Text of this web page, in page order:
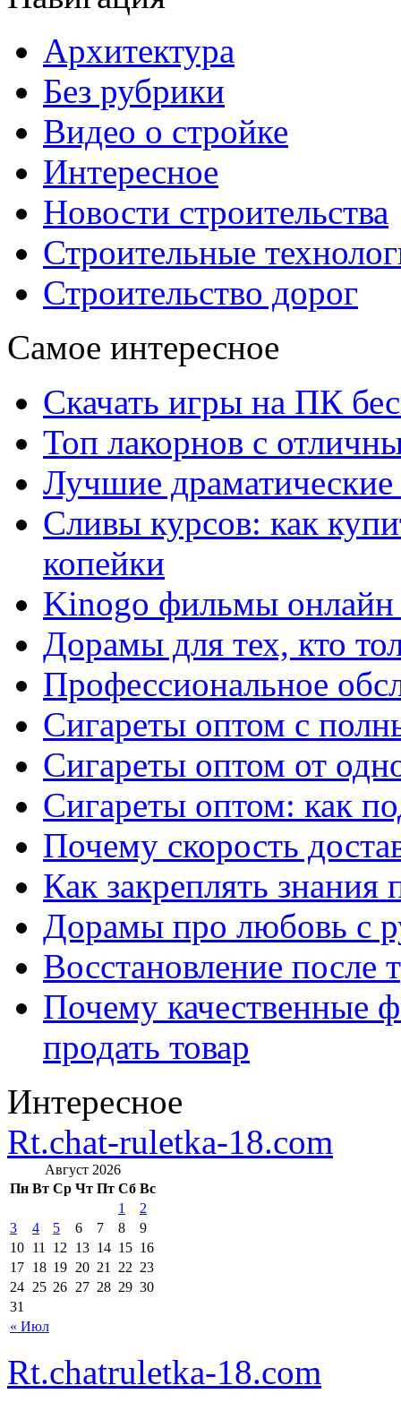
Архитектура
Без рубрики
Видео о стройке
Интересное
Новости строительства
Строительные
Строительство дорог
Самое интересное
Скачать игры на ПК
Топ лакорнов с
Лучшие
Сливы курсов: как
копейки
Kinogo фильмы онлайн
Дорамы для тех, кто
Профессиональное
Сигареты оптом с
Сигареты оптом от
Сигареты оптом: как
Почему скорость
Как закреплять знания
Дорамы про любовь с
Восстановление после
Почему качественные
продать товар
Интересное
Rt.chat-ruletka-18.com
Август 2026
Пн Вт Ср Чт Пт Сб Вс
« Июл
1
2
3
4 5 6 7 8
9
10 11 12 13 14 15 16
17 18 19 20 21 22 23
24 25 26 27 28 29 30
31
Rt.chatruletka-18.com